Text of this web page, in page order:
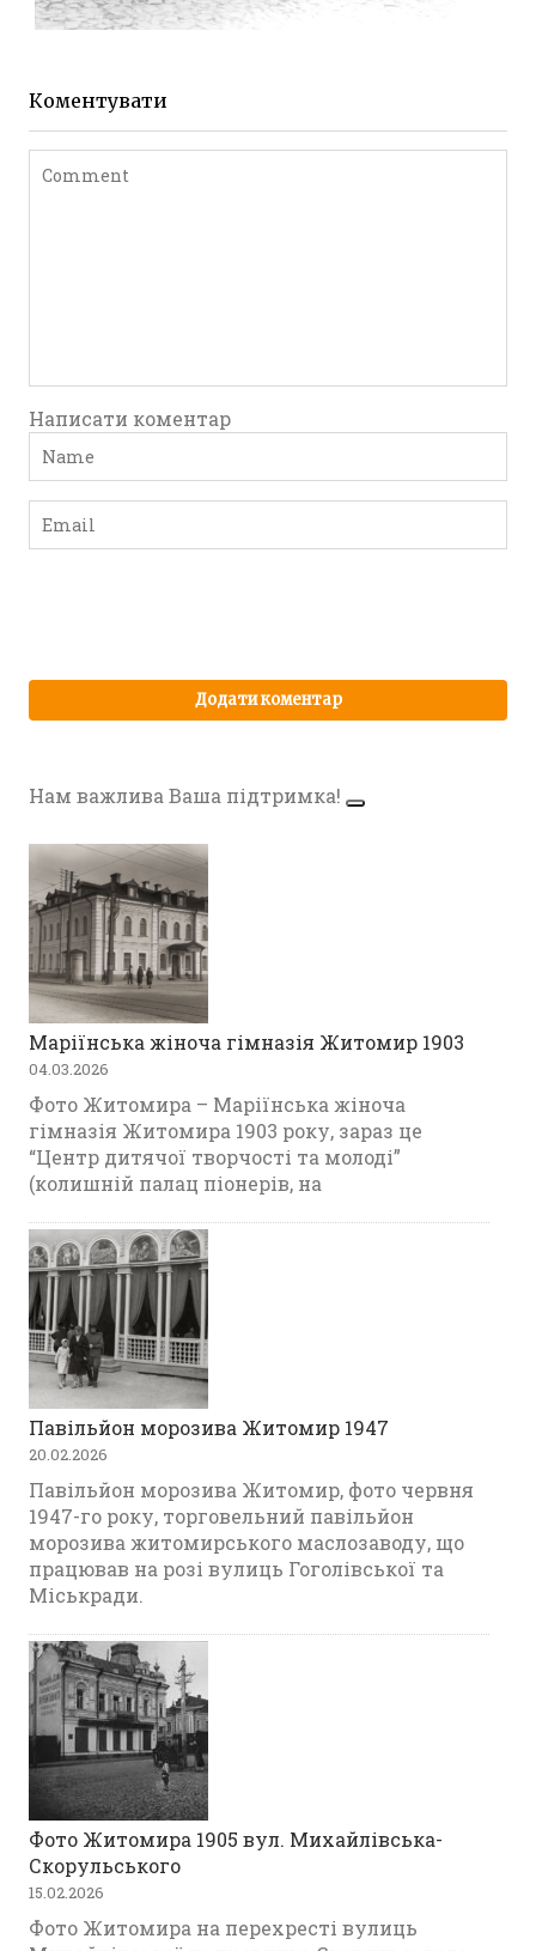
ЖИТОМИР МИХАЙЛІВСЬКА 1903 РОКУ
Коментувати
Написати коментар
Нам важлива Ваша підтримка!
Маріїнська жіноча гімназія Житомир 1903
04.03.2026
Фото Житомира – Маріїнська жіноча
гімназія Житомира 1903 року, зараз це
“Центр дитячої творчості та молоді”
(колишній палац піонерів, на
Павільйон морозива Житомир 1947
20.02.2026
Павільйон морозива Житомир, фото червня
1947-го року, торговельний павільйон
морозива житомирського маслозаводу, що
працював на розі вулиць Гоголівської та
Міськради.
Фото Житомира 1905 вул. Михайлівська-
Скорульського
15.02.2026
Фото Житомира на перехресті вулиць